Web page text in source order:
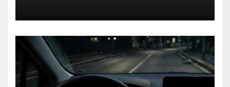
Fedele al DNA Off-Road